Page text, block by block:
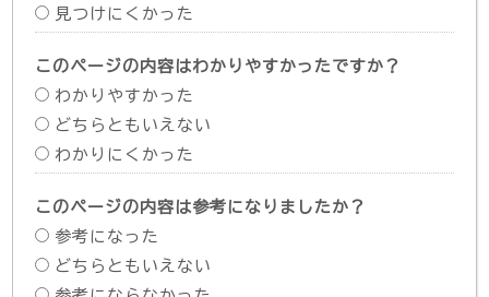
見つけにくかった
このページの内容はわかりやすかったですか？
わかりやすかった
どちらともいえない
わかりにくかった
このページの内容は参考になりましたか？
参考になった
どちらともいえない